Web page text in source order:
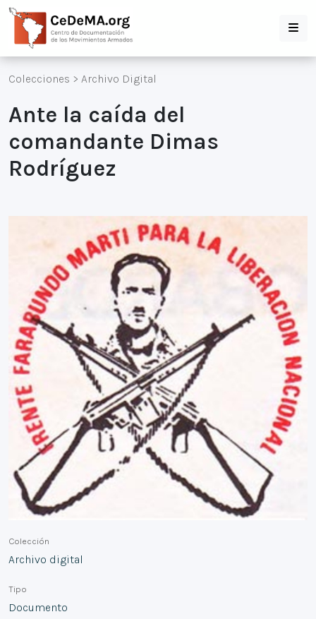
Colecciones > Archivo Digital
Ante la caída del
comandante Dimas
Rodríguez
Colección
Archivo digital
Tipo
Documento